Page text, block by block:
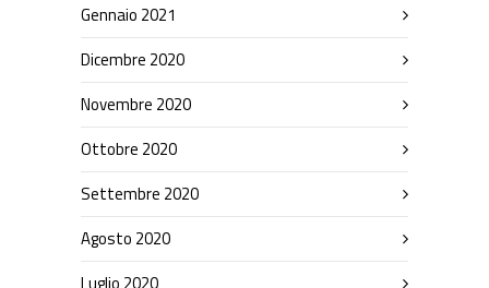
Gennaio 2021
Dicembre 2020
Novembre 2020
Ottobre 2020
Settembre 2020
Agosto 2020
Luglio 2020